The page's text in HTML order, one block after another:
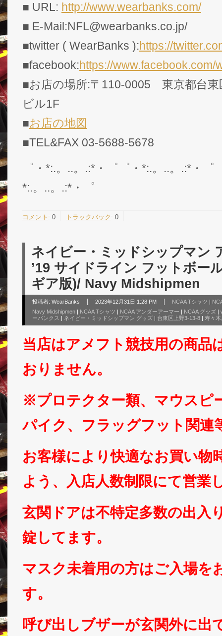
■ URL: http://www.wearbanks.com/
■ E-Mail:NFL@wearbanks.co.jp/
■twitter ( WearBanks ):https://
■facebook:https://www.facebook.com/
■お店の場所:〒110-0005 東京都台
ビル1F
■お店の地図
■TEL&FAX 03-5688-5678
゜・*:.。..。.:*・゜゜・*:.。..。.:*・
*:.。..。.:*・゜
コメント : 0 トラックバック : 0
ネイビー・ミッドシップマン
’19 サイドライン フットボー
ギア版)/ Navy Midshipmen
投稿者: WearBanks 2023年12月31日 1:28 PM NCAA Tシャツ
Navy Midshipmen | NCAA Tシャツ | NCAA アンダーアーマー | NCAA グッズ |
ーバンクス | ネイビー・ミッドシップマン グッズ | 台東区上野3-13-8 | 寿々
当店はアメフト競技用の商品
おりません。
※プロテクター類、マウスピ
パイク、フラッグフット関連
お客様により快適なお買い物
よう、入店人数制限にて営業
玄関ドアは不特定多数の出入
錠してます。
マスク未着用の方はご入場を
す。
呼び出しブザーが玄関外に出